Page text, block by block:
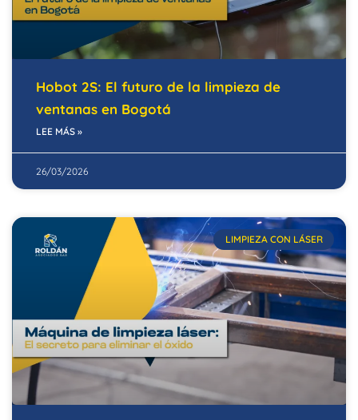
Hobot 2S: El futuro de la limpieza de
ventanas en Bogotá
LEE MÁS »
26/03/2026
LIMPIEZA CON LÁSER